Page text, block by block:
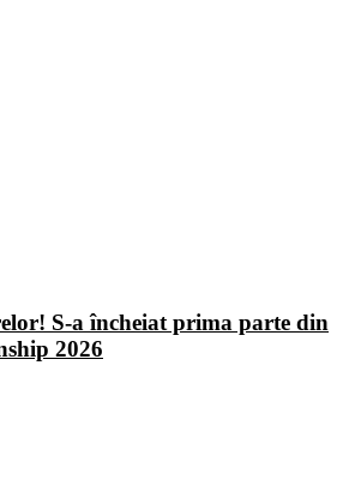
S-a încheiat prima parte din
2026